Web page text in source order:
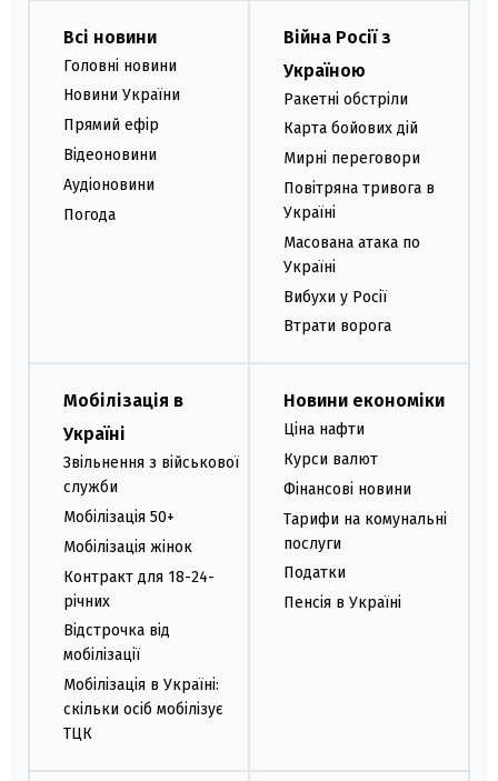
Всі новини
Головні новини
Новини України
Прямий ефір
Відеоновини
Аудіоновини
Погода
Війна Росії з
Україною
Ракетні обстріли
Карта бойових дій
Мирні переговори
Повітряна тривога в
Україні
Масована атака по
Україні
Вибухи у Росії
Втрати ворога
Мобілізація в
Україні
Звільнення з військової
служби
Мобілізація 50+
Мобілізація жінок
Контракт для 18-24-
річних
Відстрочка від
мобілізації
Мобілізація в Україні:
скільки осіб мобілізує
ТЦК
Новини економіки
Ціна нафти
Курси валют
Фінансові новини
Тарифи на комунальні
послуги
Податки
Пенсія в Україні